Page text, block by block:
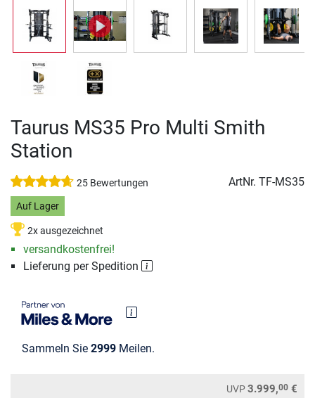
Taurus MS35 Pro Multi Smith
Station
25 Bewertungen ArtNr. TF-MS35
Auf Lager
2x ausgezeichnet
versandkostenfrei!
Lieferung per Spedition
Sammeln Sie 2999 Meilen.
UVP3.999,00 €